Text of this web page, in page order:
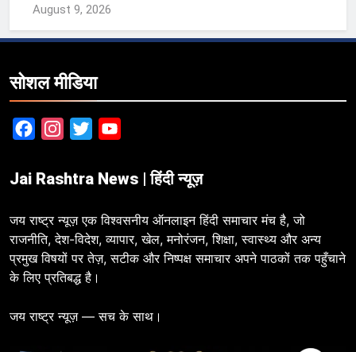
August 9, 2026
सोशल मीडिया
FacebookInstagram
Twitter
Jai Rashtra News | हिंदी न्यूज़
जय राष्ट्र न्यूज़ एक विश्वसनीय ऑनलाइन हिंदी समाचार मंच है, जो
राजनीति, देश-विदेश, व्यापार, खेल, मनोरंजन, शिक्षा, स्वास्थ्य और अन्य
प्रमुख विषयों पर तेज़, सटीक और निष्पक्ष समाचार अपने पाठकों तक पहुँचाने
के लिए प्रतिबद्ध है।
जय राष्ट्र न्यूज़ — सच के साथ।